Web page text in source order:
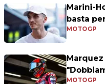
Marini-
basta
MOTOGP
MOTOGP